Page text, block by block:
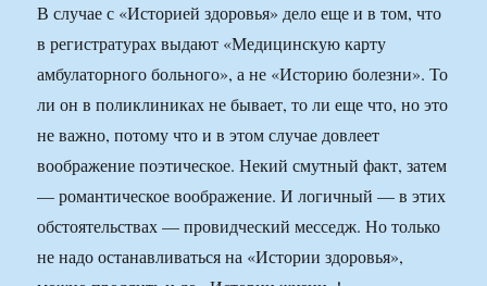
В случае с «Историей здоровья» дело еще и в том, что
в регистратурах выдают «Медицинскую карту
амбулаторного больного», а не «Историю болезни». То
ли он в поликлиниках не бывает, то ли еще что, но это
не важно, потому что и в этом случае довлеет
воображение поэтическое. Некий смутный факт, затем
— романтическое воображение. И логичный — в этих
обстоятельствах — провидческий месседж. Но только
не надо останавливаться на «Истории здоровья»,